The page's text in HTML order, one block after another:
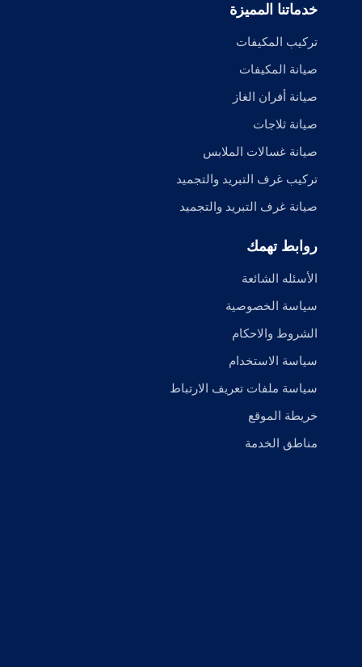
خدماتنا المميزة
تركيب المكيفات
صيانة المكيفات
صيانة أفران الغاز
صيانة ثلاجات
صيانة غسالات الملابس
تركيب غرف التبريد والتجميد
صيانة غرف التبريد والتجميد
روابط تهمك
الأسئله الشائعة
سياسة الخصوصية
الشروط والاحكام
سياسة الاستخدام
سياسة ملفات تعريف الارتباط
خريطة الموقع
مناطق الخدمة